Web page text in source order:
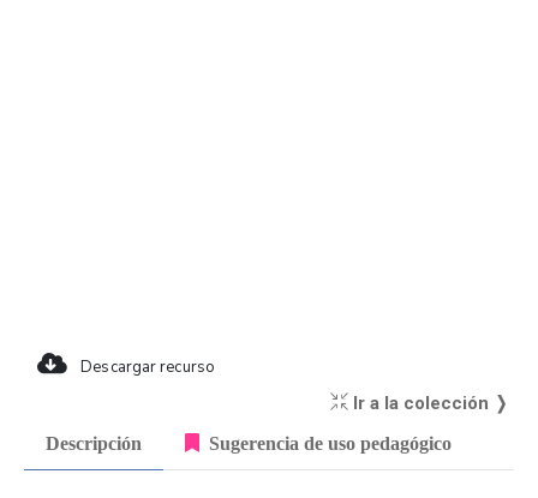
Descargar recurso
Ir a la colección ❭
Descripción Sugerencia de uso pedagógico